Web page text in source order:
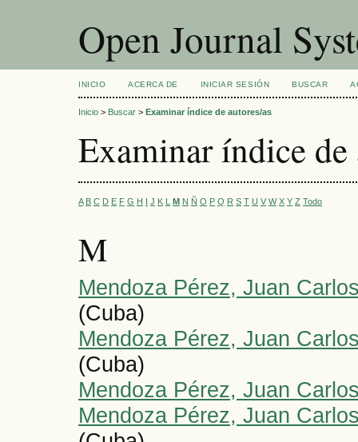
Open Journal
INICIO ACERCA DE INICIAR SESIÓN BUSCAR
Inicio > Buscar > Examinar índice de autores/as
Examinar índice de
A B C D E F G H I J K L M N Ñ O P Q R S T U V W X Y Z Todo
M
Mendoza Pérez, Juan
(Cuba)
Mendoza Pérez, Juan
(Cuba)
Mendoza Pérez, Juan
Mendoza Pérez, Juan